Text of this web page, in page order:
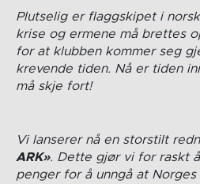
Plutselig er flaggskipet i
krise og ermene må brettes
for at klubben kommer seg
krevende tiden. Nå er tiden
må skje fort!
Vi lanserer nå en storstilt
ARK». Dette gjør vi for raskt
penger for å unngå at